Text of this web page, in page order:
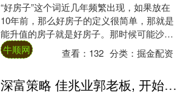
“好房子”这个词近几年频繁出现，如果放在
10年前，那么好房子的定义很简单，那就是
能升值的房子就是好房子。那时候可能沙盘
还没落地就已经有人交钱了，商圈还在规划
就有....
牛顺网 查看： 132 分类：掘金配资
深富策略 佳兆业郭老板, 开始抄碧桂园的作业